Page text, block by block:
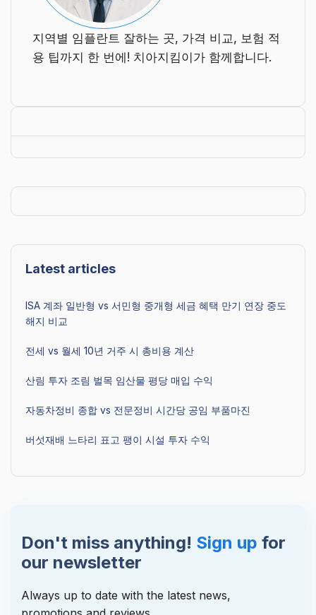
지역별 임플란트 잘하는 곳, 가격 비교, 보험 적
용 팁까지 한 번에! 치아지킴이가 함께합니다.
Latest articles
ISA 계좌 일반형 vs 서민형 중개형 세금 혜택 만기 연장 중도
해지 비교
전세 vs 월세 10년 거주 시 총비용 계산
산림 투자 조림 벌목 임산물 평당 매입 수익
자동차정비 종합 vs 전문정비 시간당 공임 부품마진
버섯재배 느타리 표고 팽이 시설 투자 수익
Don't miss anything! Sign up for
our newsletter
Always up to date with the latest news,